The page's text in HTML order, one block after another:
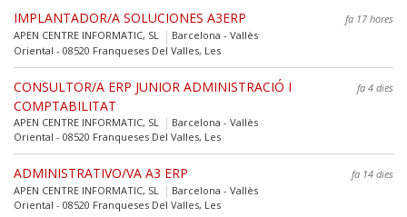
IMPLANTADOR/A SOLUCIONES A3ERP
fa 17 hores
APEN CENTRE INFORMATIC, SL
Barcelona - Vallès
Oriental - 08520 Franqueses Del Valles, Les
CONSULTOR/A ERP JUNIOR ADMINISTRACIÓ I
COMPTABILITAT
fa 4 dies
APEN CENTRE INFORMATIC, SL
Barcelona - Vallès
Oriental - 08520 Franqueses Del Valles, Les
ADMINISTRATIVO/VA A3 ERP
fa 14 dies
APEN CENTRE INFORMATIC, SL
Barcelona - Vallès
Oriental - 08520 Franqueses Del Valles, Les